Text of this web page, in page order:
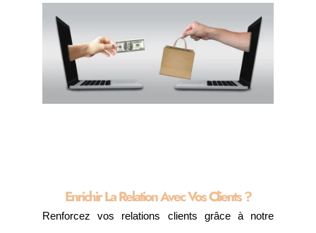
Enrichir La Relation Avec Vos Clients ?
Renforcez vos relations clients grâce à notre